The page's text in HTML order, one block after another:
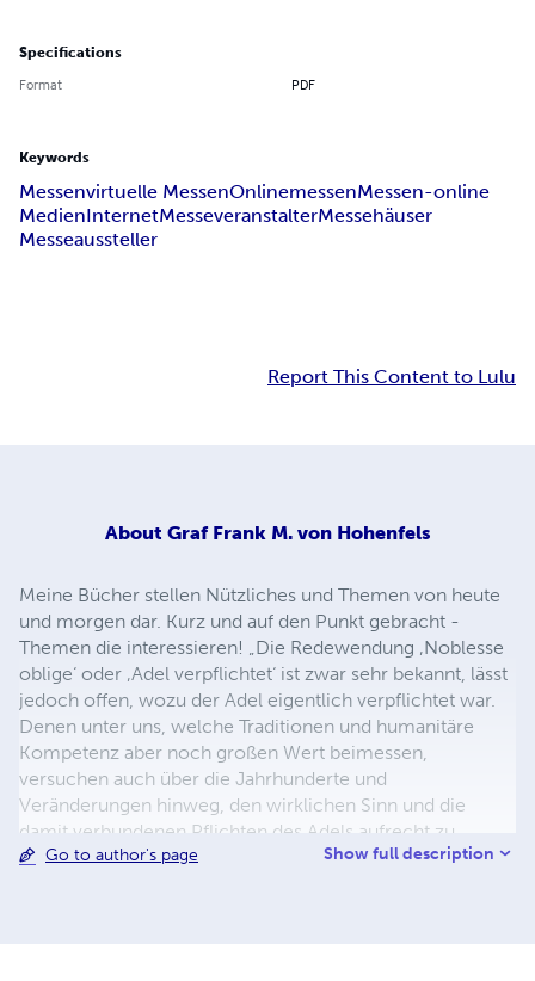
Specifications
Format PDF
Keywords
Messenvirtuelle MessenOnlinemessenMessen-online
MedienInternetMesseveranstalterMessehäuser
Messeaussteller
Report This Content to Lulu
About Graf Frank M. von Hohenfels
Meine Bücher stellen Nützliches und Themen von heute
und morgen dar. Kurz und auf den Punkt gebracht -
Themen die interessieren! „Die Redewendung ‚Noblesse
oblige‘ oder ‚Adel verpflichtet‘ ist zwar sehr bekannt, lässt
jedoch offen, wozu der Adel eigentlich verpflichtet war.
Denen unter uns, welche Traditionen und humanitäre
Kompetenz aber noch großen Wert beimessen,
versuchen auch über die Jahrhunderte und
Veränderungen hinweg, den wirklichen Sinn und die
damit verbundenen Pflichten des Adels aufrecht zu
erhalten und angepasst an die Neuzeit den „alten Adel“ im
Go to author's page Show full description